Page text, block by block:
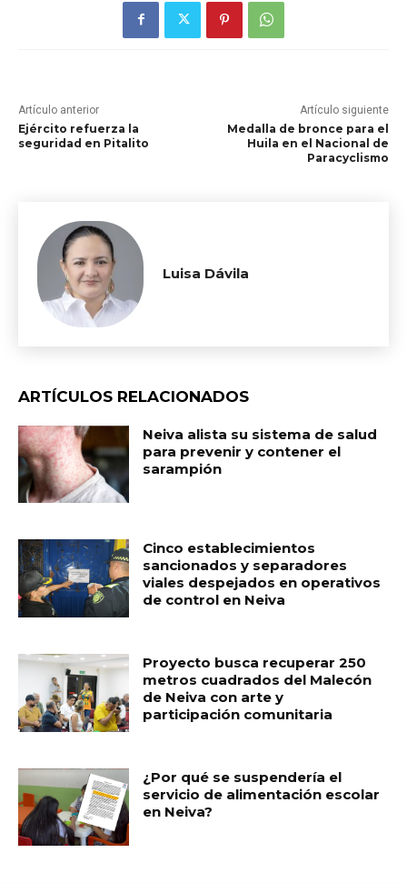
Artículo anterior
Ejército refuerza la
seguridad en Pitalito
Artículo siguiente
Medalla de bronce para el
Huila en el Nacional de
Paracyclismo
Luisa Dávila
ARTÍCULOS RELACIONADOS
Neiva alista su sistema de salud
para prevenir y contener el
sarampión
Cinco establecimientos
sancionados y separadores
viales despejados en operativos
de control en Neiva
Proyecto busca recuperar 250
metros cuadrados del Malecón
de Neiva con arte y
participación comunitaria
¿Por qué se suspendería el
servicio de alimentación escolar
en Neiva?